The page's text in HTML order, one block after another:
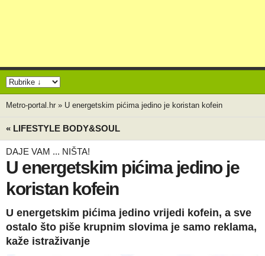
Metro-portal.hr » U energetskim pićima jedino je koristan kofein
« LIFESTYLE BODY&SOUL
DAJE VAM ... NIŠTA!
U energetskim pićima jedino je
koristan kofein
U energetskim pićima jedino vrijedi kofein, a sve
ostalo što piše krupnim slovima je samo reklama,
kaže istraživanje